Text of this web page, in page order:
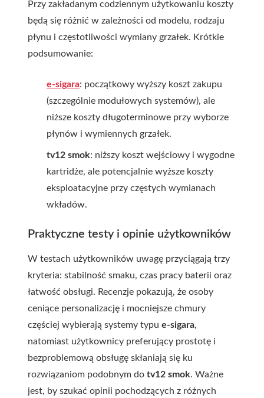
Przy zakładanym codziennym użytkowaniu koszty
będą się różnić w zależności od modelu, rodzaju
płynu i częstotliwości wymiany grzałek. Krótkie
podsumowanie:
e-sigara: początkowy wyższy koszt zakupu
(szczególnie modułowych systemów), ale
niższe koszty długoterminowe przy wyborze
płynów i wymiennych grzałek.
tv12 smok: niższy koszt wejściowy i wygodne
kartridże, ale potencjalnie wyższe koszty
eksploatacyjne przy częstych wymianach
wkładów.
Praktyczne testy i opinie użytkowników
W testach użytkowników uwagę przyciągają trzy
kryteria: stabilność smaku, czas pracy baterii oraz
łatwość obsługi. Recenzje pokazują, że osoby
ceniące personalizację i mocniejsze chmury
częściej wybierają systemy typu e-sigara,
natomiast użytkownicy preferujący prostotę i
bezproblemową obsługę skłaniają się ku
rozwiązaniom podobnym do tv12 smok. Ważne
jest, by szukać opinii pochodzących z różnych